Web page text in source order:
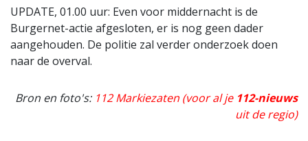
UPDATE, 01.00 uur: Even voor middernacht is de
Burgernet-actie afgesloten, er is nog geen dader
aangehouden. De politie zal verder onderzoek doen
naar de overval.
Bron en foto's: 112 Markiezaten (voor al je 112-nieuws
uit de regio)